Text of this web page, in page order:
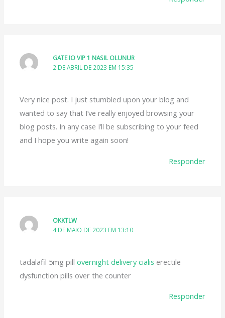
GATE IO VIP 1 NASIL OLUNUR
2 DE ABRIL DE 2023 EM 15:35
Very nice post. I just stumbled upon your blog and
wanted to say that I’ve really enjoyed browsing your
blog posts. In any case I’ll be subscribing to your feed
and I hope you write again soon!
Responder
OKKTLW
4 DE MAIO DE 2023 EM 13:10
tadalafil 5mg pillovernight delivery cialis erectile
dysfunction pills over the counter
Responder